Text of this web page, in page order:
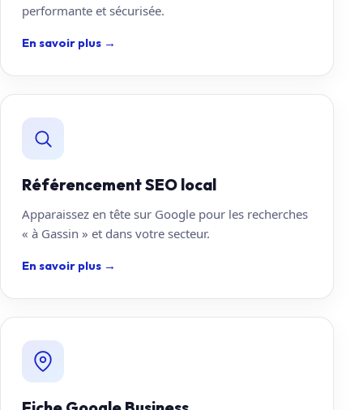
performante et sécurisée.
En savoir plus →
Référencement SEO local
Apparaissez en tête sur Google pour les recherches
« à Gassin » et dans votre secteur.
En savoir plus →